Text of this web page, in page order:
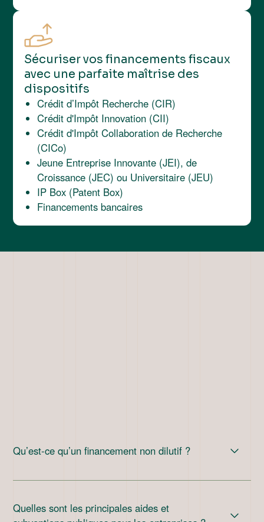
Sécuriser vos financements fiscaux
avec une parfaite maîtrise des
dispositifs
Crédit d’Impôt Recherche (CIR)
Crédit d'Impôt Innovation (CII)
Crédit d'Impôt Collaboration de Recherche
(CICo)
Jeune Entreprise Innovante (JEI), de
Croissance (JEC) ou Universitaire (JEU)
IP Box (Patent Box)
Financements bancaires
Qu’est-ce qu’un financement non dilutif ?
ne modifie pas la répartition du capital de l’entreprise.
Contrairement à une levée de fonds, il n’implique pas
Quelles sont les principales aides et